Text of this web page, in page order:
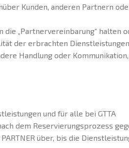
Kunden, anderen Partnern
die „Partnervereinbarung“ halten
der erbrachten Dienstleistungen
Handlung oder
und für alle bei GTTA
dem Reservierungsprozess
über, bis die